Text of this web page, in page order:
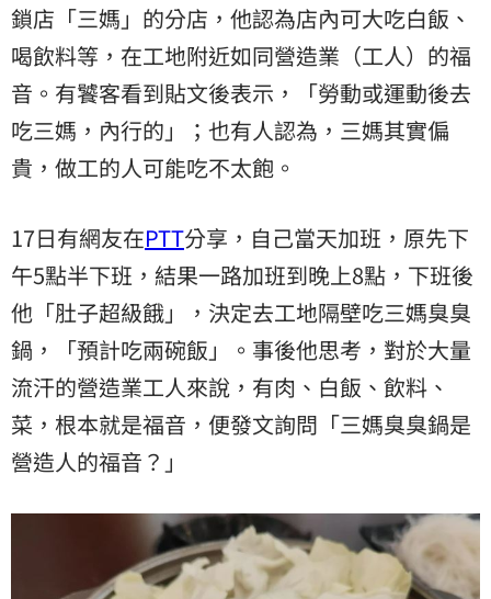
鎖店 「三媽」的分店，他認為店內可大吃白飯、
喝飲料等，在工地附近如同營造業（工人）的福
音。有饕客看到貼文後表示，「勞動或運動後去
吃三媽，內行的」；也有人認為，三媽其實偏
貴，做工的人可能吃不太飽。
17日有網友在PTT分享，自己當天加班，原先下
午5點半下班，結果一路加班到晚上8點，下班後
他「肚子超級餓」，決定去工地隔壁吃三媽臭臭
鍋，「預計吃兩碗飯」。事後他思考，對於大量
流汗的營造業工人來說，有肉、白飯、飲料、
菜，根本就是福音，便發文詢問「三媽臭臭鍋是
營造人的福音？」